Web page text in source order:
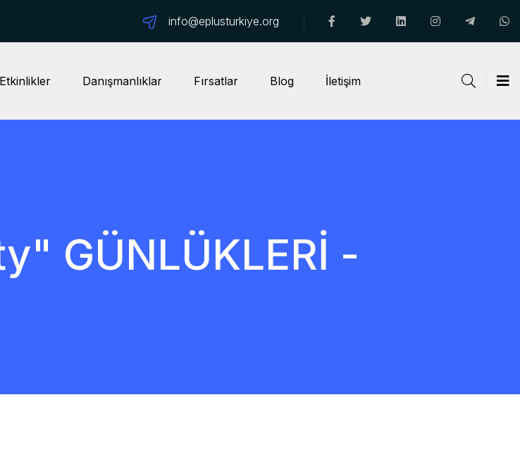
info@eplusturkiye.org
Etkinlikler Danışmanlıklar Fırsatlar Blog İletişim
GÜNLÜKLERİ -